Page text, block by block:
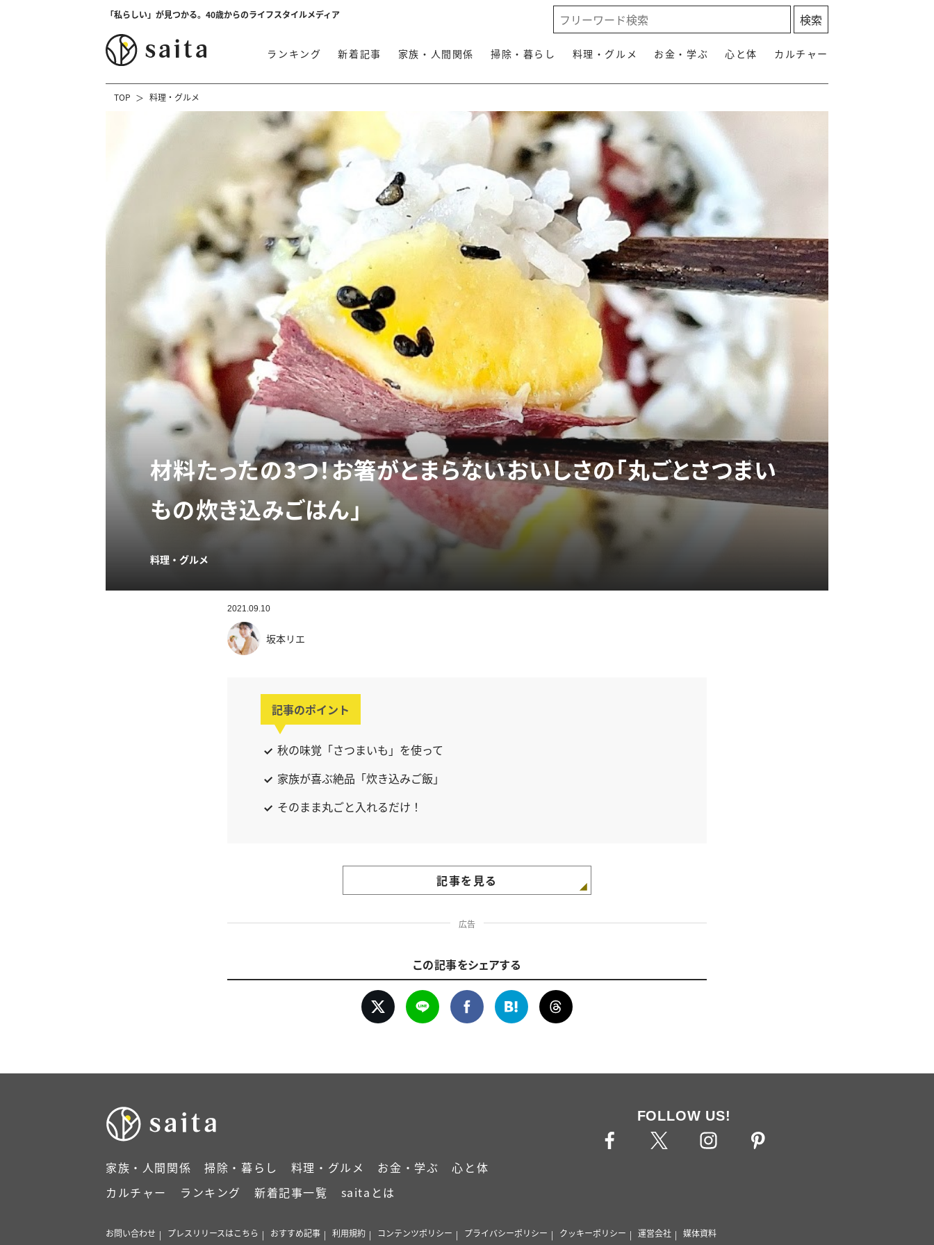
「私らしい」が見つかる。40歳からのライフスタイルメディア
ランキング 新着記事 家族・人間関係 掃除・暮らし 料理・グルメ お金・学ぶ 心と体 カルチャー
TOP 料理・グルメ
材料たったの3つ！お箸がとまらないおいしさの「丸ごとさつまい
もの炊き込みごはん」
料理・グルメ
2021.09.10
坂本リエ
記事のポイント
秋の味覚「さつまいも」を使って
家族が喜ぶ絶品「炊き込みご飯」
そのまま丸ごと入れるだけ！
記事を見る
広告
この記事をシェアする
家族・人間関係 掃除・暮らし 料理・グルメ お金・学ぶ
心と体
カルチャー
ランキング 新着記事一覧 saitaとは
FOLLOW US!
お問い合わせ プレスリリースはこちら おすすめ記事 利用規約 コンテンツポリシー プライバシーポリシー クッキーポリシー 運営会社 媒体資料